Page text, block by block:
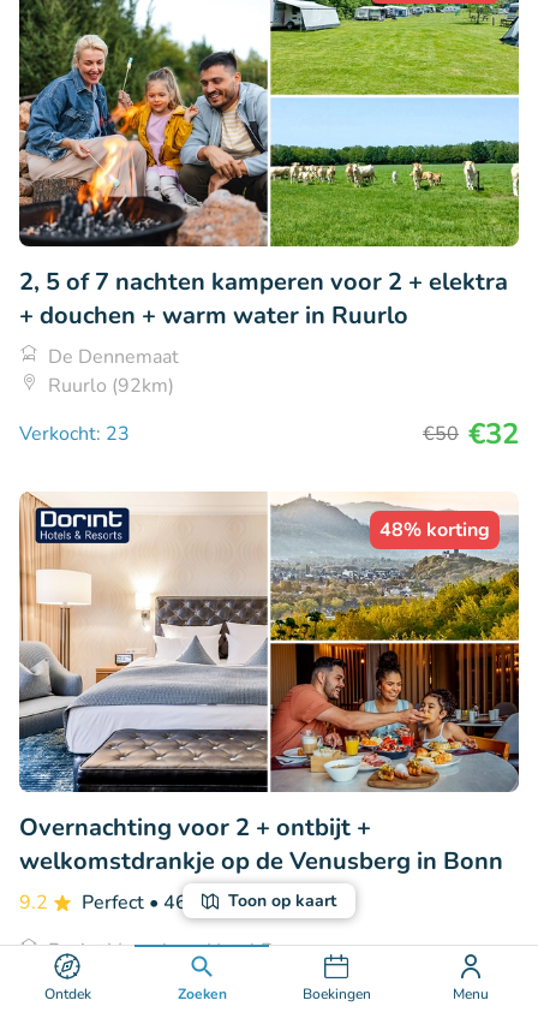
Ontdek Zoeken Boekingen Menu
Toon op kaart
2, 5 of 7 nachten kamperen voor 2 + elektra
+ douchen + warm water in Ruurlo
De Dennemaat
Ruurlo (92km)
Verkocht: 23
€50 €32
48% korting
Overnachting voor 2 + ontbijt +
welkomstdrankje op de Venusberg in Bonn
9.2 Perfect • 46 beoordelingen
Dorint Venusberg Hotel Bonn
Bonn (93km)